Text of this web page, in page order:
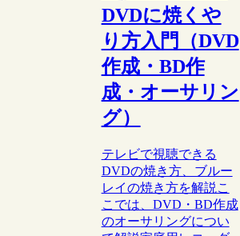
DVDに焼くや
り方入門（DVD
作成・BD作
成・オーサリン
グ）
テレビで視聴できる
DVDの焼き方、ブルー
レイの焼き方を解説こ
こでは、DVD・BD作成
のオーサリングについ